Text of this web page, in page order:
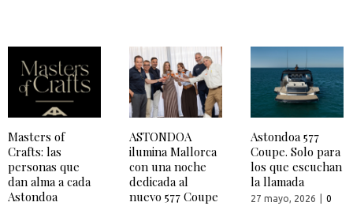
Masters of
Crafts: las
personas que
dan alma a cada
Astondoa
ASTONDOA
ilumina Mallorca
con una noche
dedicada al
nuevo 577 Coupe
Astondoa 577
Coupe. Solo para
los que escuchan
la llamada
27 mayo, 2026
0